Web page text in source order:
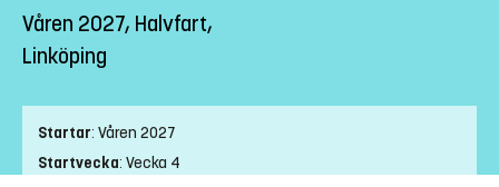
Våren 2027, Halvfart,
Linköping
Startar: Våren 2027
Startvecka: Vecka 4